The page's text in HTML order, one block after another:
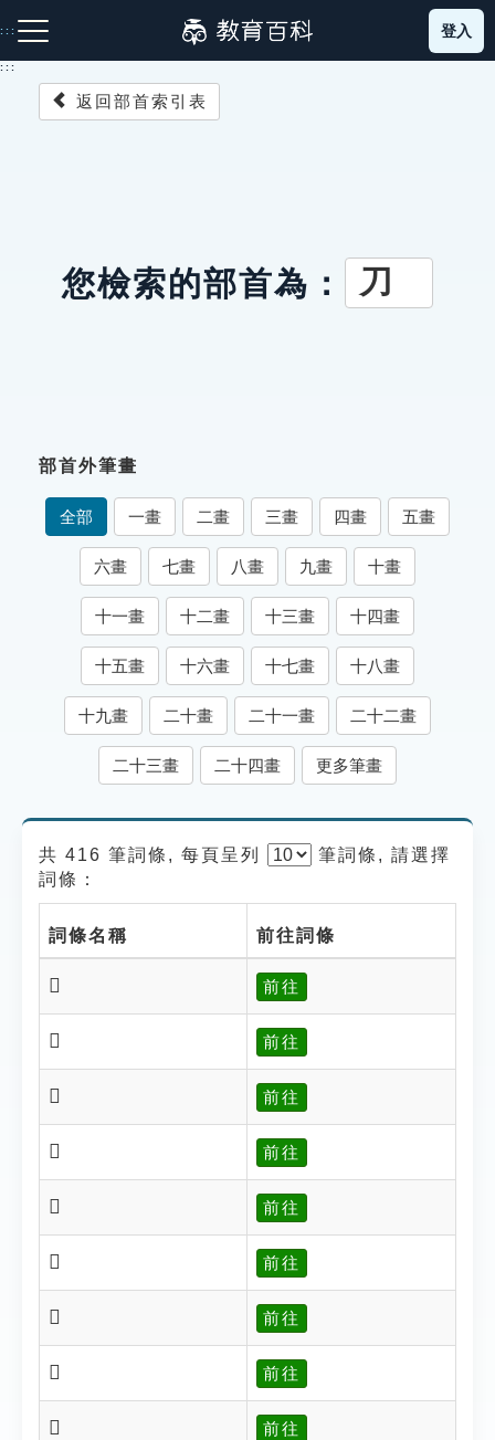
到
主
:::
成語故事
索引選單
知識索引
單字索引
生命大百科索引
遊戲專區
貓頭鷹博士
登入
:::
返回部首索引表
您檢索的部首為： 刀
部首外筆畫
全部 一畫 二畫 三畫 四畫 五畫
六畫 七畫 八畫 九畫 十畫
十一畫 十二畫 十三畫 十四畫
十五畫 十六畫 十七畫 十八畫
十九畫 二十畫 二十一畫 二十二畫
二十三畫 二十四畫 更多筆畫
共 416 筆詞條, 每頁呈列 筆詞條, 請選擇
詞條：
詞條名稱 前往詞條
𠜠 前往
𠜥 前往
𠜦 前往
𠜨 前往
𠜰 前往
𠜲 前往
𠜳 前往
𠜴 前往
𠜵 前往